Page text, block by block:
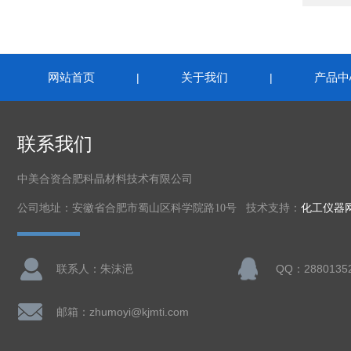
网站首页 | 关于我们 | 产品
联系我们
中美合资合肥科晶材料技术有限公司
公司地址：安徽省合肥市蜀山区科学院路10号 技术支持： 化工仪器
联系人：朱沫浥 QQ：
邮箱：zhumoyi@kjmti.com